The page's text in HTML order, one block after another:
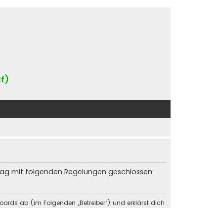
mit folgenden Regelungen geschlossen:
ab (im Folgenden „Betreiber“) und erklärst dich